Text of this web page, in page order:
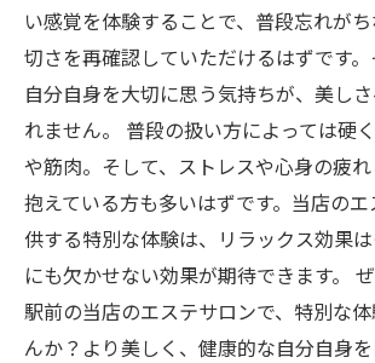
い感覚を体験することで、普段忘れが
切さを再確認していただけるはずです
自分自身を大切に思う気持ちが、美し
れません。 普段の扱い方によっては硬
や筋肉。そして、ストレスや心身の疲
抱えている方も多いはずです。当店の
供する特別な体験は、リラックス効果
にも欠かせない効果が期待できます。
駅前の当店のエステサロンで、特別な
んか？より美しく、健康的な自分自身